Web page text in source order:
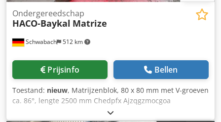
Schwabach 512 km
Ondergereedschap
HACO-Baykal Matrize
Prijsinfo Bellen
Toestand: nieuw, Matrijzenblok, 80 x 80 mm met V-groeven
ca. 86°, lengte 2500 mm Chedpfx Ajzqgzmocgoa